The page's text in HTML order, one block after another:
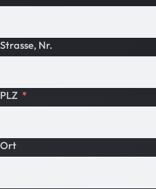
Strasse, Nr.
PLZ
Ort